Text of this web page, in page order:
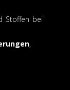
Stoffen bei
,